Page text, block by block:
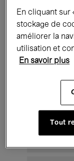
Tous les
Expositions
Rencontres
Musique
En cliquant sur
stockage de
améliorer la
utilisation et
En savoir plus
Tout